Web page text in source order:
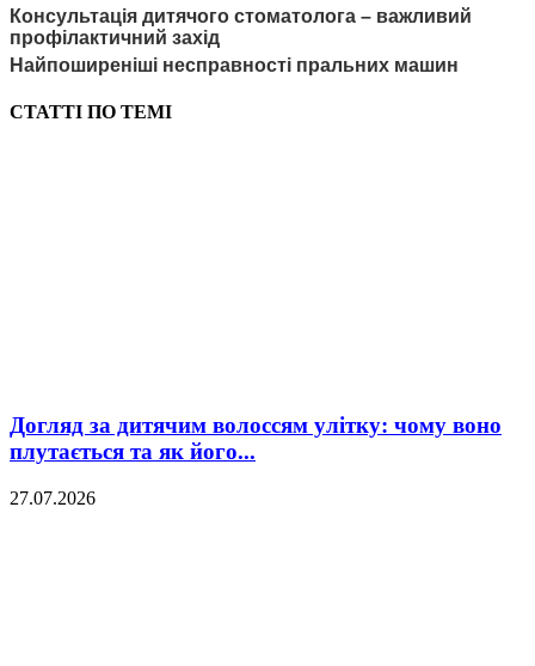
Консультація дитячого стоматолога – важливий
профілактичний захід
Найпоширеніші несправності пральних машин
СТАТТІ ПО ТЕМІ
Догляд за дитячим волоссям улітку: чому воно
плутається та як його...
27.07.2026